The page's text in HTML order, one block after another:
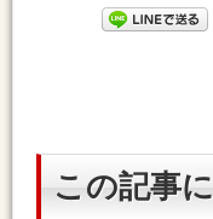
この記事